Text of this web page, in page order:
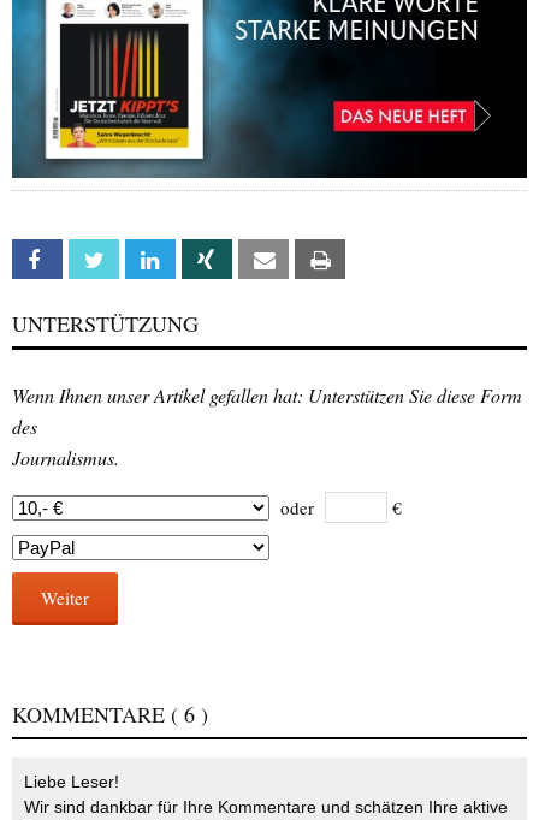
Facebook Twitter Linkedin Xing Email
UNTERSTÜTZUNG
Wenn Ihnen unser Artikel gefallen hat: Unterstützen Sie diese Form
des
Journalismus.
oder €
Weiter
KOMMENTARE ( 6 )
Liebe Leser!
Wir sind dankbar für Ihre Kommentare und schätzen Ihre aktive